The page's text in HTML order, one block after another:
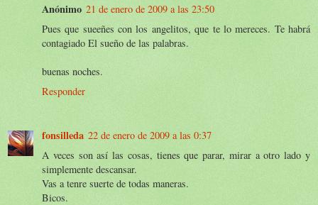
Anónimo 21 de enero de 2009 a las 23:50
Pues que sueeñes con los angelitos, que te lo mereces. Te habrá
contagiado El sueño de las palabras.
buenas noches.
Responder
fonsilleda 22 de enero de 2009 a las 0:37
A veces son así las cosas, tienes que parar, mirar a otro lado y
simplemente descansar.
Vas a tenre suerte de todas maneras.
Bicos.